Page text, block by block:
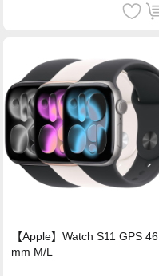
【Apple】Watch S11 GPS 46
mm M/L